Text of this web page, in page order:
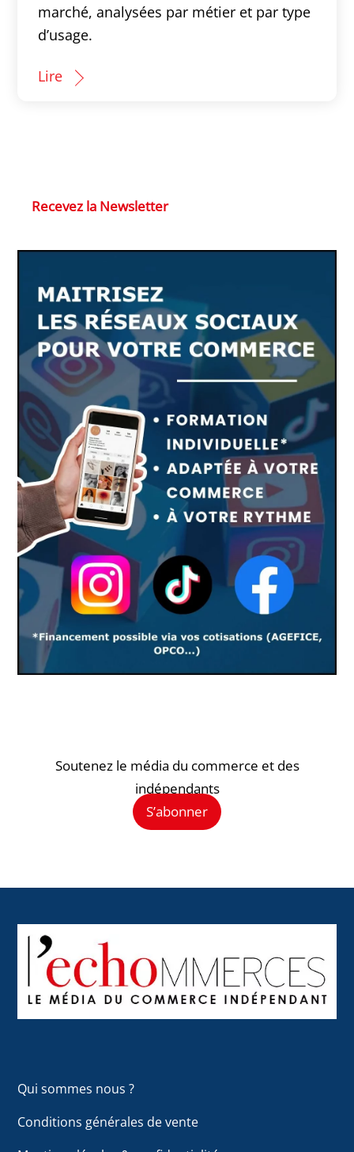
marché, analysées par métier et par type
d’usage.
Lire
Recevez la Newsletter
Soutenez le média du commerce et des
indépendants
S’abonner
To
Top
Qui sommes nous ?
Conditions générales de vente